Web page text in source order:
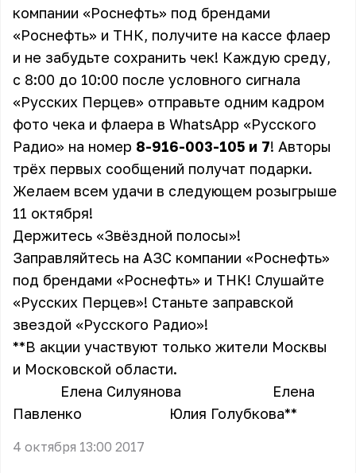
компании «Роснефть» под брендами
«Роснефть» и ТНК, получите на кассе флаер
и не забудьте сохранить чек! Каждую среду,
с 8:00 до 10:00 после условного сигнала
«Русских Перцев» отправьте одним кадром
фото чека и флаера в WhatsApp «Русского
Радио» на номер 8-916-003-105 и 7! Авторы
трёх первых сообщений получат подарки.
Желаем всем удачи в следующем розыгрыше
11 октября!
Держитесь «Звёздной полосы»!
Заправляйтесь на АЗС компании «Роснефть»
под брендами «Роснефть» и ТНК! Слушайте
«Русских Перцев»! Станьте заправской
звездой «Русского Радио»!
**В акции участвуют только жители Москвы
и Московской области.
Елена Силуянова Елена
Павленко Юлия Голубкова**
4 октября 13:00 2017